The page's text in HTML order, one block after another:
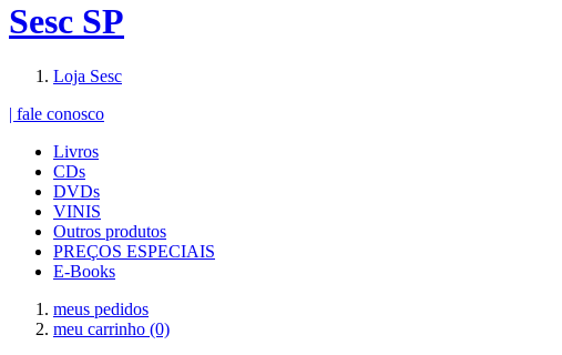
Sesc SP
Loja Sesc
| fale conosco
Livros
CDs
DVDs
VINIS
Outros produtos
PREÇOS ESPECIAIS
E-Books
meus pedidos
meu carrinho (0)